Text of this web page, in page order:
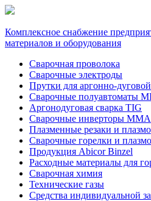
Комплексное снабжение
материалов и оборудования
Сварочная проволока
Сварочные электроды
Прутки для аргонно-
Сварочные полуавтоматы
Аргонодуговая сварка TIG
Сварочные инверторы MMA
Плазменные резаки и
Сварочные горелки и
Продукция Abicor Binzel
Расходные материалы для
Сварочная химия
Технические газы
Средства индивидуальной